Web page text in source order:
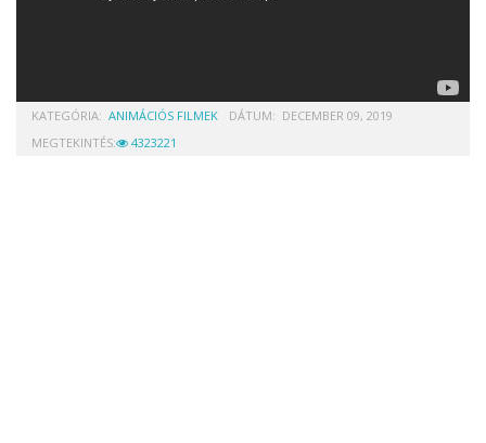
KATEGÓRIA: ANIMÁCIÓS FILMEK DÁTUM: DECEMBER 09, 2019
MEGTEKINTÉS:
4323221